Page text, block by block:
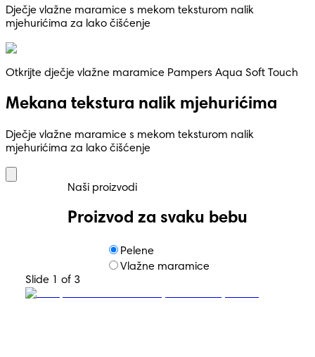
Dječje vlažne maramice s mekom teksturom nalik
mjehurićima za lako čišćenje
Otkrijte dječje vlažne maramice Pampers Aqua Soft Touch
Mekana tekstura nalik mjehurićima
Dječje vlažne maramice s mekom teksturom nalik
mjehurićima za lako čišćenje
Naši proizvodi
Proizvod za svaku bebu
Pelene
Vlažne maramice
Slide 1 of 3